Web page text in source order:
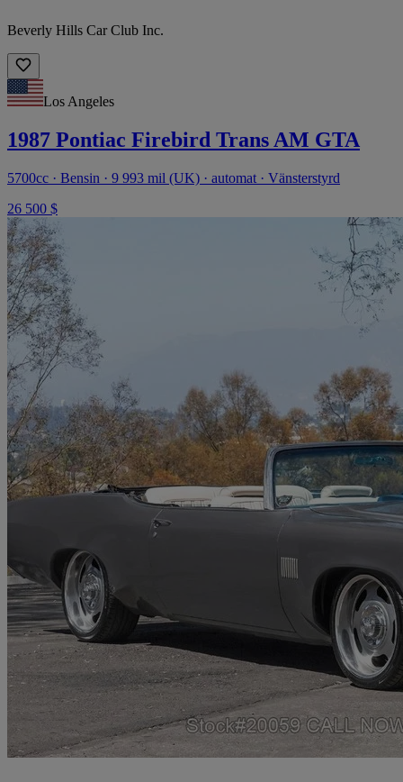
Beverly Hills Car Club Inc.
Los Angeles
1987 Pontiac Firebird Trans AM GTA
5700cc · Bensin · 9 993 mil (UK) · automat · Vänsterstyrd
26 500 $